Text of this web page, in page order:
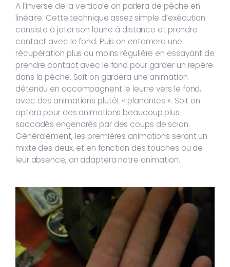
A l’inverse de la verticale on parlera de pêche en
linéaire. Cette technique assez simple d’exécution
consiste à jeter son leurre à distance et prendre
contact avec le fond. Puis on entamera une
récupération plus ou moins régulière en essayant de
prendre contact avec le fond pour garder un repère
dans la pêche. Soit on gardera une animation
détendu en accompagnent le leurre vers le fond,
avec des animations plutôt « planantes ». Soit on
optera pour des animations beaucoup plus
saccadés engendrés par des coups de scion.
Généralement, les premières animations seront un
mixte des deux, et en fonction des touches ou de
leur absence, on adaptera notre animation.